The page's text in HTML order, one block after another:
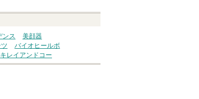
ンス
美顔器
バイオヒールボ
キレイアンドコー